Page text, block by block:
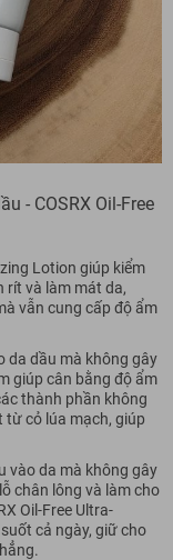
- COSRX Oil-Free
Lotion giúp kiểm
rít và làm mát da,
vẫn cung cấp độ ẩm
da dầu mà không gây
giúp cân bằng độ ẩm
thành phần không
​​cỏ lúa mạch, giúp
vào da mà không gây
chân lông và làm cho
Oil-Free Ultra-
cả ngày, giữ cho